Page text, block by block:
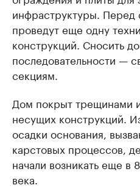
инфраструктуры. Перед
проведут еще одну
конструкций. Сносить
последовательности —
секциям.
Дом покрыт трещинами
несущих конструкций.
осадки основания,
карстовых процессов,
начали возникать еще в
века.